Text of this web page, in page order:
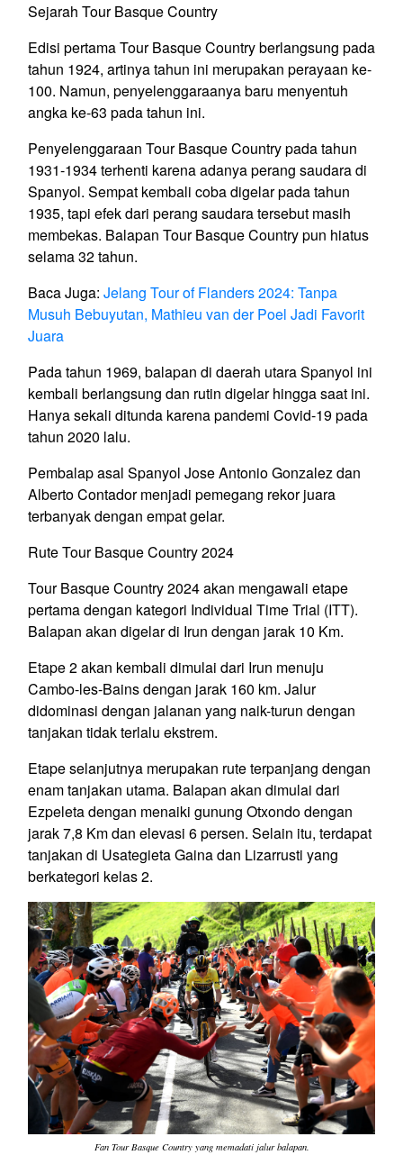
Sejarah Tour Basque Country
Edisi pertama Tour Basque Country berlangsung pada
tahun 1924, artinya tahun ini merupakan perayaan ke-
100. Namun, penyelenggaraanya baru menyentuh
angka ke-63 pada tahun ini.
Penyelenggaraan Tour Basque Country pada tahun
1931-1934 terhenti karena adanya perang saudara di
Spanyol. Sempat kembali coba digelar pada tahun
1935, tapi efek dari perang saudara tersebut masih
membekas. Balapan Tour Basque Country pun hiatus
selama 32 tahun.
Baca Juga: Jelang Tour of Flanders 2024: Tanpa
Musuh Bebuyutan, Mathieu van der Poel Jadi Favorit
Juara
Pada tahun 1969, balapan di daerah utara Spanyol ini
kembali berlangsung dan rutin digelar hingga saat ini.
Hanya sekali ditunda karena pandemi Covid-19 pada
tahun 2020 lalu.
Pembalap asal Spanyol Jose Antonio Gonzalez dan
Alberto Contador menjadi pemegang rekor juara
terbanyak dengan empat gelar.
Rute Tour Basque Country 2024
Tour Basque Country 2024 akan mengawali etape
pertama dengan kategori Individual Time Trial (ITT).
Balapan akan digelar di Irun dengan jarak 10 Km.
Etape 2 akan kembali dimulai dari Irun menuju
Cambo-les-Bains dengan jarak 160 km. Jalur
didominasi dengan jalanan yang naik-turun dengan
tanjakan tidak terlalu ekstrem.
Etape selanjutnya merupakan rute terpanjang dengan
enam tanjakan utama. Balapan akan dimulai dari
Ezpeleta dengan menaiki gunung Otxondo dengan
jarak 7,8 Km dan elevasi 6 persen. Selain itu, terdapat
tanjakan di Usategieta Gaina dan Lizarrusti yang
berkategori kelas 2.
Fan Tour Basque Country yang memadati jalur balapan.